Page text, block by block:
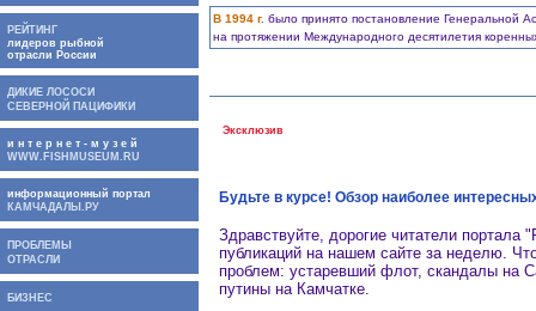
РЕЙТИНГ
лидеров рыбной
отрасли России
ДИКИЕ ЛОСОСИ
СЕВЕРНОЙ ПАЦИФИКИ
и н т е р н е т - м у з е й
WWW.FISHMUSEUM.RU
информационный портал
КАМЧАДАЛЫ.РУ
ПРОБЛЕМЫ
ОТРАСЛИ
БИЗНЕС
В 1994 г. было принято постановление Генеральной
на протяжении Международного десятилетия
Эксклюзив
Будьте в курсе! Обзор наиболее
Здравствуйте, дорогие читатели
публикаций на нашем сайте за неделю.
проблем: устаревший флот, скандалы на
путины на Камчатке.